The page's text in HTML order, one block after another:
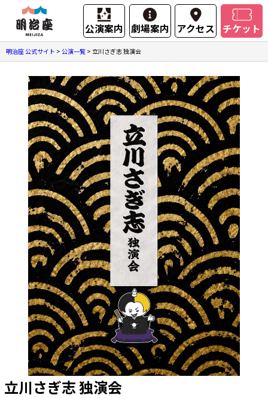
公演案内 劇場案内 アクセス チケット
明治座 公式サイト > 公演一覧 > 立川さぎ志 独演会
立川さぎ志 独演会